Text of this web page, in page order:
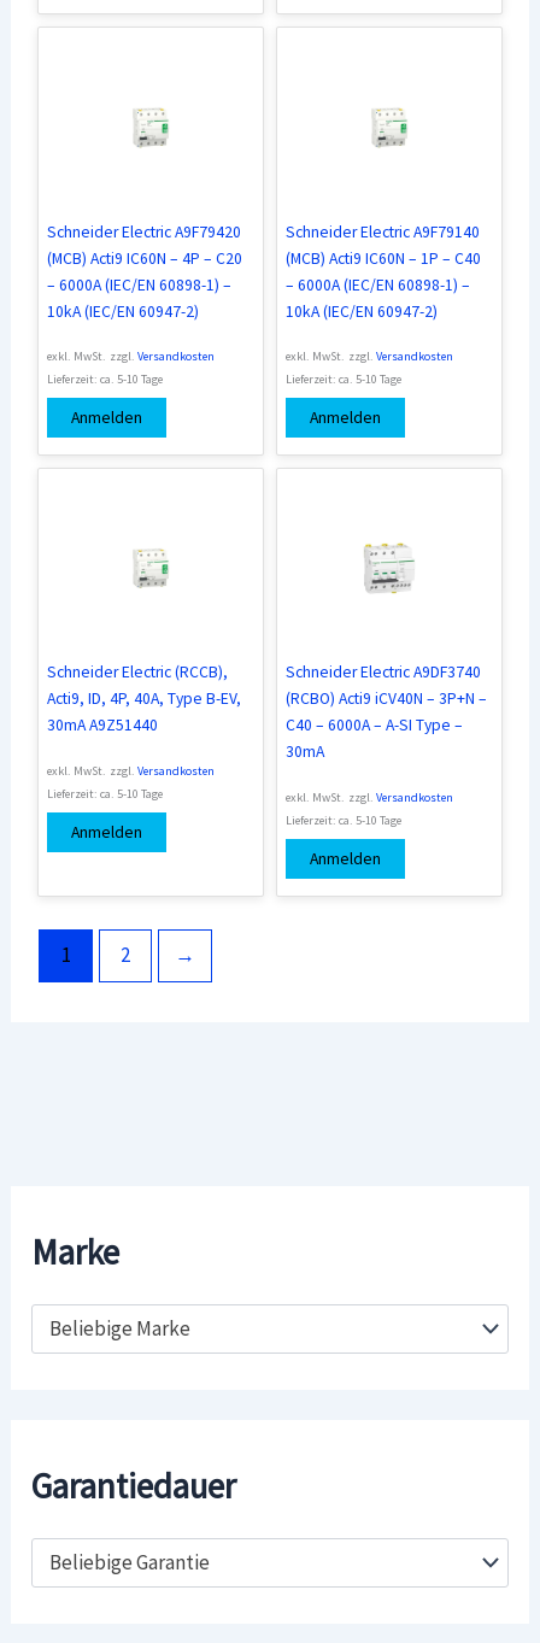
Marke
Beliebige Marke
Garantiedauer
Beliebige Garantie
Schneider Electric A9F79420
(MCB) Acti9 IC60N – 4P – C20
– 6000A (IEC/EN 60898-1) –
10kA (IEC/EN 60947-2)
exkl. MwSt. zzgl.Versandkosten
Lieferzeit:ca. 5-10 Tage
Anmelden
Schneider Electric A9F79140
(MCB) Acti9 IC60N – 1P – C40
– 6000A (IEC/EN 60898-1) –
10kA (IEC/EN 60947-2)
exkl. MwSt. zzgl. Versandkosten
Lieferzeit: ca. 5-10 Tage
Anmelden
Schneider Electric (RCCB),
Acti9, ID, 4P, 40A, Type B-EV,
30mA A9Z51440
exkl. MwSt. zzgl.Versandkosten
Lieferzeit:ca. 5-10 Tage
Anmelden
Schneider Electric A9DF3740
(RCBO) Acti9 iCV40N – 3P+N –
C40 – 6000A – A-SI Type –
30mA
exkl. MwSt. zzgl. Versandkosten
Lieferzeit: ca. 5-10 Tage
Anmelden
1 2 →